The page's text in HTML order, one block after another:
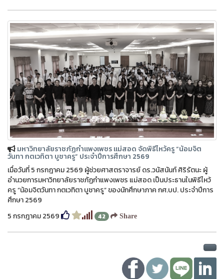
มหาวิทยาลัยราชภัฏกำแพงเพชร แม่สอด จัดพิธีไหว้ครู “น้อมจิต
วันทา กตเวทิตา บูชาครู” ประจำปีการศึกษา 2569
เมื่อวันที่ 5 กรกฎาคม 2569 ผู้ช่วยศาสตราจารย์ ดร.วนัสนันท์ ศิริรัตนะ ผู้
อำนวยการมหาวิทยาลัยราชภัฏกำแพงเพชร แม่สอด เป็นประธานในพิธีไหว้
ครู “น้อมจิตวันทา กตเวทิตา บูชาครู” ของนักศึกษาภาค กศ.บป. ประจำปีการ
ศึกษา 2569
5 กรกฎาคม 2569
42 Share